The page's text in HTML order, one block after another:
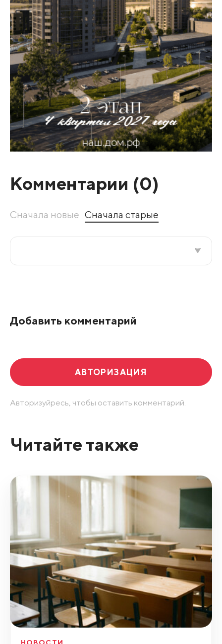
Комментарии (0)
Сначала новые Сначала старые
Добавить комментарий
АВТОРИЗАЦИЯ
Авторизуйресь, чтобы оставить комментарий.
Читайте также